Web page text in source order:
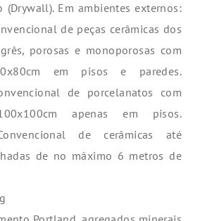
(Drywall). Em ambientes externos:
de peças cerâmicas dos
porosas e monoporosas com
em pisos e paredes.
de porcelanatos com
apenas em pisos.
de cerâmicas até
de no máximo 6 metros de